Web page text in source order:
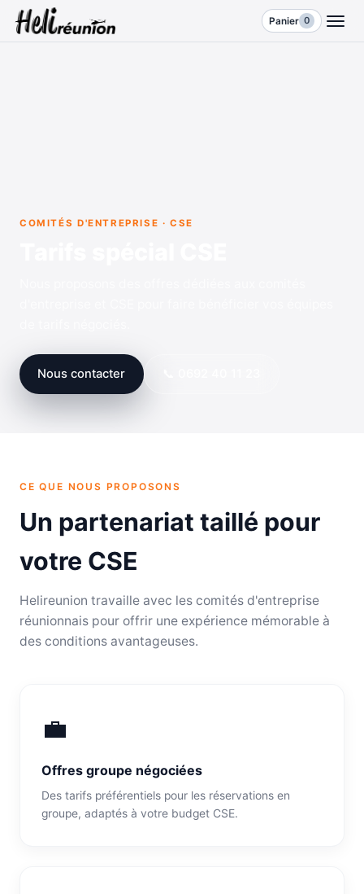
Panier 0
COMITÉS D'ENTREPRISE · CSE
Nous contacter
CE QUE NOUS PROPOSONS
Un partenariat taillé pour
votre CSE
Helireunion travaille avec les comités d'entreprise
réunionnais pour offrir une expérience mémorable à
des conditions avantageuses.
💼
Offres groupe négociées
Des tarifs préférentiels pour les réservations en
groupe, adaptés à votre budget CSE.